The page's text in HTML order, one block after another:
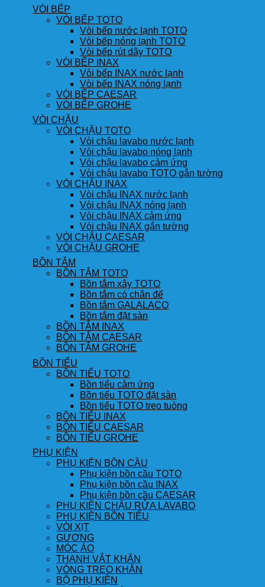
VÒI BẾP
VÒI BẾP TOTO
Vòi bếp nước lạnh TOTO
Vòi bếp nóng lạnh TOTO
Vòi bếp rút dây TOTO
VÒI BẾP INAX
Vòi bếp INAX nước lạnh
Vòi bếp INAX nóng lạnh
VÒI BẾP CAESAR
VÒI BẾP GROHE
VÒI CHẬU
VÒI CHẬU TOTO
Vòi chậu lavabo nước lạnh
Vòi chậu lavabo nóng lạnh
Vòi chậu lavabo cảm ứng
Vòi chậu lavabo TOTO gắn tường
VÒI CHẬU INAX
Vòi chậu INAX nước lạnh
Vòi chậu INAX nóng lạnh
Vòi chậu INAX cảm ứng
Vòi chậu INAX gắn tường
VÒI CHẬU CAESAR
VÒI CHẬU GROHE
BỒN TẮM
BỒN TẮM TOTO
Bồn tắm xây TOTO
Bồn tắm có chân đế
Bồn tắm GALALACO
Bồn tắm đặt sàn
BỒN TẮM INAX
BỒN TẮM CAESAR
BỒN TẮM GROHE
BỒN TIỂU
BỒN TIỂU TOTO
Bồn tiểu cảm ứng
Bồn tiểu TOTO đặt sàn
Bồn tiểu TOTO treo tuòng
BỒN TIỂU INAX
BỒN TIỂU CAESAR
BỒN TIỂU GROHE
PHỤ KIỆN
PHỤ KIỆN BỒN CẦU
Phụ kiện bồn cầu TOTO
Phụ kiện bồn cầu INAX
Phụ kiện bồn cầu CAESAR
PHỤ KIỆN CHẬU RỬA LAVABO
PHỤ KIỆN BỒN TIỂU
VÒI XỊT
GƯƠNG
MÓC ÁO
THANH VẮT KHĂN
VÒNG TREO KHĂN
BỘ PHỤ KIỆN